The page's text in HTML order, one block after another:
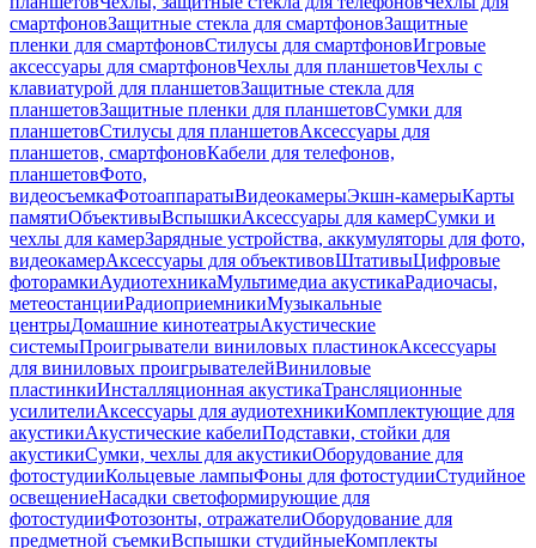
смартфоновЗащитные стекла для смартфоновЗащитные
пленки для смартфоновСтилусы для смартфоновИгровые
аксессуары для смартфоновЧехлы для планшетовЧехлы с
клавиатурой для планшетовЗащитные стекла для
планшетовЗащитные пленки для планшетовСумки для
планшетовСтилусы для планшетовАксессуары для
планшетов, смартфоновКабели для телефонов,
планшетовФото,
видеосъемкаФотоаппаратыВидеокамерыЭкшн-камерыКарты
памятиОбъективыВспышкиАксессуары для камерСумки и
чехлы для камерЗарядные устройства, аккумуляторы для фото,
видеокамерАксессуары для объективовШтативыЦифровые
фоторамкиАудиотехникаМультимедиа акустикаРадиочасы,
метеостанцииРадиоприемникиМузыкальные
центрыДомашние кинотеатрыАкустические
системыПроигрыватели виниловых пластинокАксессуары
для виниловых проигрывателейВиниловые
пластинкиИнсталляционная акустикаТрансляционные
усилителиАксессуары для аудиотехникиКомплектующие для
акустикиАкустические кабелиПодставки, стойки для
акустикиСумки, чехлы для акустикиОборудование для
фотостудииКольцевые лампыФоны для фотостудииСтудийное
освещениеНасадки светоформирующие для
фотостудииФотозонты, отражателиОборудование для
предметной съемкиВспышки студийныеКомплекты